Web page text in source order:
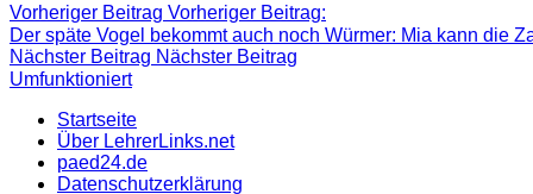
Vorheriger Beitrag Vorheriger Beitrag:
Der späte Vogel bekommt auch noch Würmer: Mia kann die
Nächster Beitrag Nächster Beitrag
Umfunktioniert
Startseite
Über LehrerLinks.net
paed24.de
Datenschutzerklärung